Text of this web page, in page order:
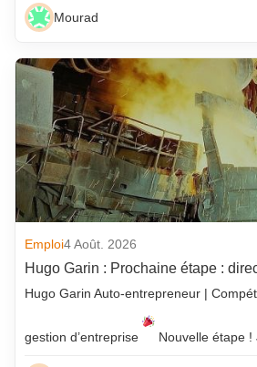
Mourad
Emploi4 Août. 2026
Hugo Garin : Prochaine étape :
Hugo Garin Auto-entrepreneur |
gestion d’entreprise Nouvelle étape